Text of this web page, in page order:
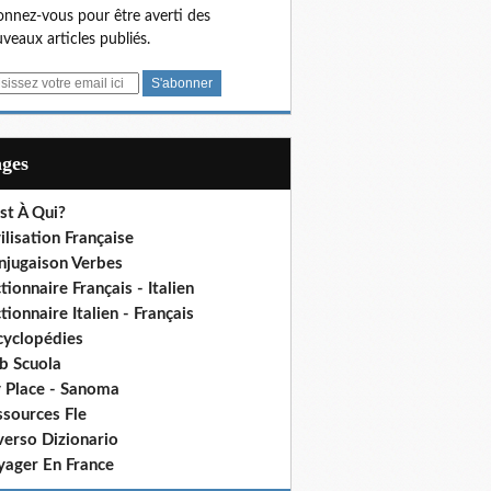
vous pour être averti des
articles publiés.
À Qui?
Française
Verbes
Français - Italien
Italien - Français
Scuola
Place - Sanoma
Fle
Dizionario
En France